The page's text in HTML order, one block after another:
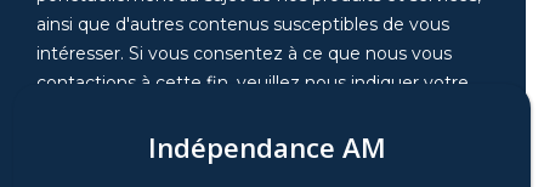
Indépendance AM